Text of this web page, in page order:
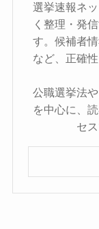
選挙速報ネ
く整理・発
す。候補者
など、正確
公職選挙法
を中心に、
セ